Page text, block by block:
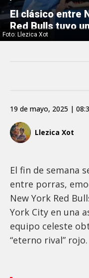
Foto: Llezica Xot
El clásico entre
Red Bulls tuvo
Llezica Xot
19 de mayo, 2025 |
El fin de semana
entre porras,
New York Red
York City en una
equipo celeste
“eterno rival” rojo.